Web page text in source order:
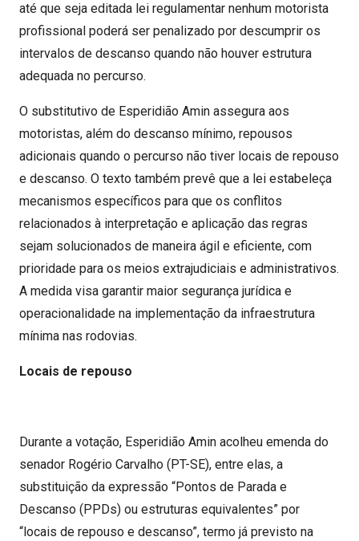
até que seja editada lei regulamentar nenhum motorista
profissional poderá ser penalizado por descumprir os
intervalos de descanso quando não houver estrutura
adequada no percurso.
O substitutivo de Esperidião Amin assegura aos
motoristas, além do descanso mínimo, repousos
adicionais quando o percurso não tiver locais de repouso
e descanso. O texto também prevê que a lei estabeleça
mecanismos específicos para que os conflitos
relacionados à interpretação e aplicação das regras
sejam solucionados de maneira ágil e eficiente, com
prioridade para os meios extrajudiciais e administrativos.
A medida visa garantir maior segurança jurídica e
operacionalidade na implementação da infraestrutura
mínima nas rodovias.
Locais de repouso
Durante a votação, Esperidião Amin acolheu emenda do
senador Rogério Carvalho (PT-SE), entre elas, a
substituição da expressão “Pontos de Parada e
Descanso (PPDs) ou estruturas equivalentes” por
“locais de repouso e descanso”, termo já previsto na